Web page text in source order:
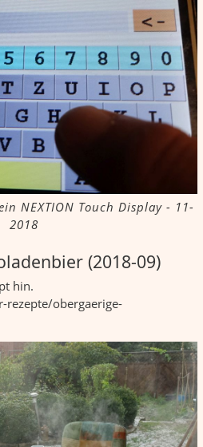
NEXTION Touch Display - 11-
2018
(2018-09)
hin.
obergaerige-